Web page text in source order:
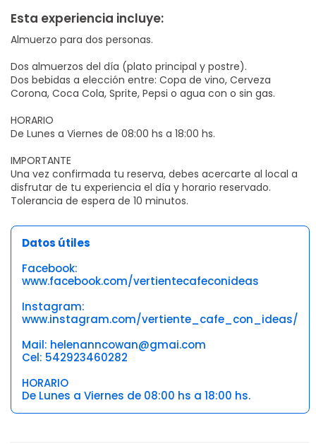
Esta experiencia incluye:
Almuerzo para dos personas.
Dos almuerzos del día (plato principal y postre).
Dos bebidas a elección entre: Copa de vino, Cerveza
Corona, Coca Cola, Sprite, Pepsi o agua con o sin gas.
HORARIO
De Lunes a Viernes de 08:00 hs a 18:00 hs.
IMPORTANTE
Una vez confirmada tu reserva, debes acercarte al local a
disfrutar de tu experiencia el día y horario reservado.
Tolerancia de espera de 10 minutos.
Datos útiles
Facebook:
www.facebook.com/vertientecafeconideas
Instagram:
www.instagram.com/vertiente_cafe_con_ideas/
Mail: helenanncowan@gmai.com
Cel: 542923460282
HORARIO
De Lunes a Viernes de 08:00 hs a 18:00 hs.